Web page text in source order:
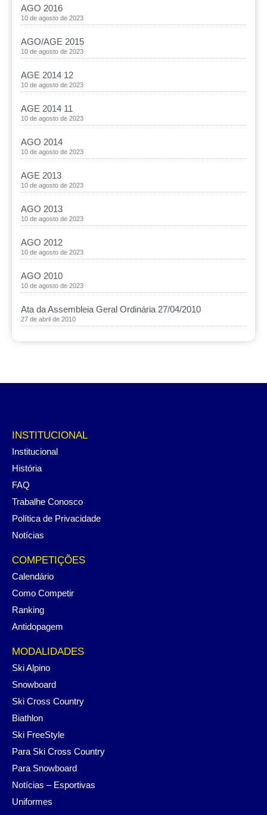
AGO 2016
10 de agosto de 2023
AGO/AGE 2015
10 de agosto de 2023
AGE 2014 12
10 de agosto de 2023
AGE 2014 11
10 de agosto de 2023
AGO 2014
10 de agosto de 2023
AGE 2013
10 de agosto de 2023
AGO 2013
10 de agosto de 2023
AGO 2012
10 de agosto de 2023
AGO 2010
10 de agosto de 2023
Ata da Assembleia Geral Ordinária 27/04/2010
27 de abril de 2010
INSTITUCIONAL
Institucional
História
FAQ
Trabalhe Conosco
Política de Privacidade
Notícias
COMPETIÇÕES
Calendário
Como Competir
Ranking
Antidopagem
MODALIDADES
Ski Alpino
Snowboard
Ski Cross Country
Biathlon
Ski FreeStyle
Para Ski Cross Country
Para Snowboard
Notícias – Esportivas
Uniformes